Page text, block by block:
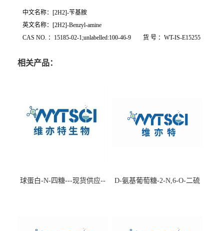
中文名称：[2H2]-苄基胺
英文名称：[2H2]-Benzyl-amine
CAS NO. ：15185-02-1;unlabelled:100-46-9 货 号 ：WT-IS-E15255
相关产品：
球蛋白-N-四糖---现货供应--
D-氨基葡萄糖-2-N,6-O-二硫